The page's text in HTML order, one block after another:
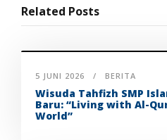
Related Posts
5 JUNI 2026 BERITA
Wisuda Tahfizh SMP
Baru: “Living with Al-
World”